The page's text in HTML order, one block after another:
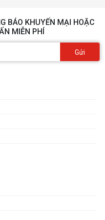
BÁO KHUYẾN MẠI HOẶC
MIỄN PHÍ
Gửi